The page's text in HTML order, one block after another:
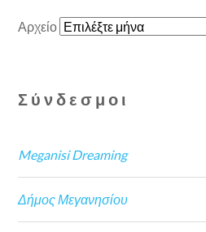
Αρχείο
Σύνδεσμοι
Meganisi Dreaming
Δήμος Μεγανησίου